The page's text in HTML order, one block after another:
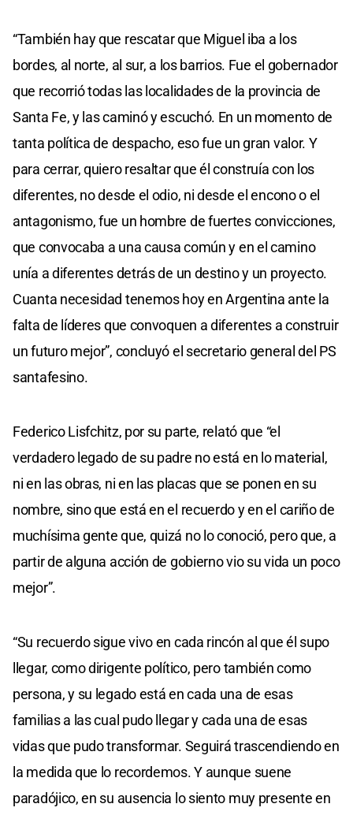
“También hay que rescatar que Miguel iba a los
bordes, al norte, al sur, a los barrios. Fue el gobernador
que recorrió todas las localidades de la provincia de
Santa Fe, y las caminó y escuchó. En un momento de
tanta política de despacho, eso fue un gran valor. Y
para cerrar, quiero resaltar que él construía con los
diferentes, no desde el odio, ni desde el encono o el
antagonismo, fue un hombre de fuertes convicciones,
que convocaba a una causa común y en el camino
unía a diferentes detrás de un destino y un proyecto.
Cuanta necesidad tenemos hoy en Argentina ante la
falta de líderes que convoquen a diferentes a construir
un futuro mejor”, concluyó el secretario general del PS
santafesino.
Federico Lisfchitz, por su parte, relató que “el
verdadero legado de su padre no está en lo material,
ni en las obras, ni en las placas que se ponen en su
nombre, sino que está en el recuerdo y en el cariño de
muchísima gente que, quizá no lo conoció, pero que, a
partir de alguna acción de gobierno vio su vida un poco
mejor”.
“Su recuerdo sigue vivo en cada rincón al que él supo
llegar, como dirigente político, pero también como
persona, y su legado está en cada una de esas
familias a las cual pudo llegar y cada una de esas
vidas que pudo transformar. Seguirá trascendiendo en
la medida que lo recordemos. Y aunque suene
paradójico, en su ausencia lo siento muy presente en